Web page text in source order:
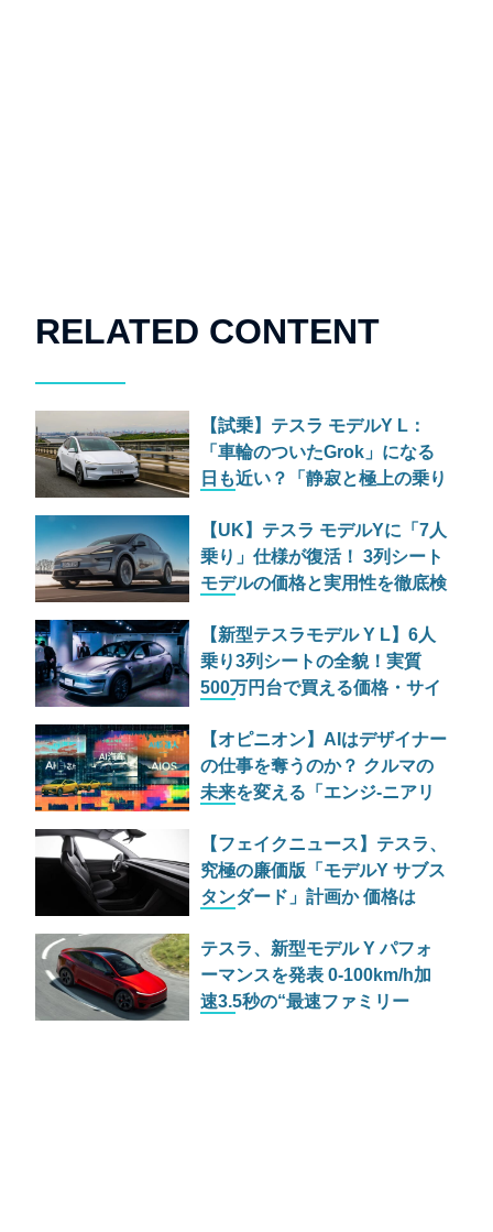
RELATED CONTENT
【試乗】テスラ モデルY L：
「車輪のついたGrok」になる
日も近い？「静寂と極上の乗り
ションの魔法
【UK】テスラ モデルYに「7人
乗り」仕様が復活！ 3列シート
モデルの価格と実用性を徹底検
【新型テスラモデル Y L】6人
乗り3列シートの全貌！実質
500万円台で買える価格・サイ
スペックを解説
【オピニオン】AIはデザイナー
の仕事を奪うのか？ クルマの
未来を変える「エンジ-ニアリ
【フェイクニュース】テスラ、
究極の廉価版「モデルY サブス
タンダード」計画か 価格は
テスラ、新型モデル Y パフォ
ーマンスを発表 0-100km/h加
速3.5秒の“最速ファミリー